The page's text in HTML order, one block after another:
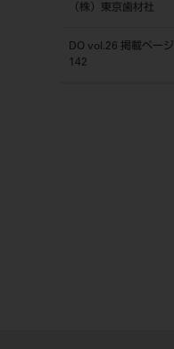
（株）東京歯材社
DO vol.26 掲載ページ
142